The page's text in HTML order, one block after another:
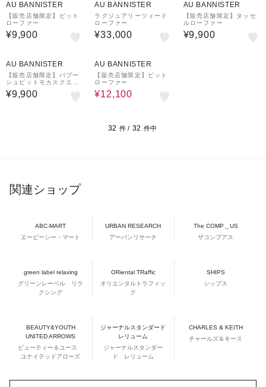
AU BANNISTER
【販売店舗限定】ビット
ローファー
¥9,900
AU BANNISTER
ラグジュアリーツィード
ローファー
¥33,000
AU BANNISTER
【販売店舗限定】タッセ
ルローファー
¥9,900
AU BANNISTER
【販売店舗限定】バブー
シュビットモカスクエア
トゥローファー
¥9,900
AU BANNISTER
【販売店舗限定】ビット
ローファー
¥12,100
32 件 / 32 件中
関連ショップ
ABC-MART
エービーシー・マート
URBAN RESEARCH
アーバンリサーチ
The COMP＿US
ザコンプアス
green label relaxing
グリーンレーベル リラ
クシング
ORiental TRaffic
オリエンタルトラフィッ
ク
SHIPS
シップス
BEAUTY&YOUTH
UNITED ARROWS
ビューティー＆ユース
ユナイテッドアローズ
ジャーナルスタンダード
レリューム
ジャーナルスタンダー
ド レリューム
CHARLES & KEITH
チャールズ＆キース